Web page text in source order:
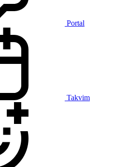
Portal
Takvim